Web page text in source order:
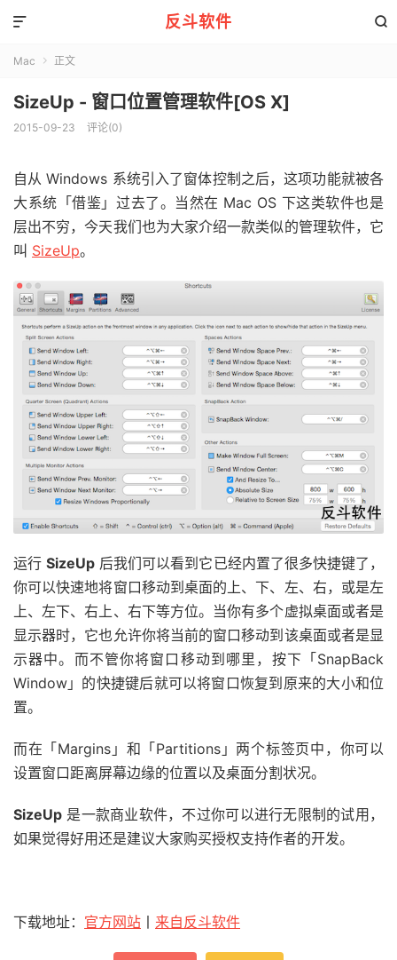
反斗软件 

Mac  正文
SizeUp - 窗口位置管理软件[OS X]
2015-09-23 评论(0)
自从 Windows 系统引入了窗体控制之后，这项功能就被各
大系统「借鉴」过去了。当然在 Mac OS 下这类软件也是
层出不穷，今天我们也为大家介绍一款类似的管理软件，它
叫 SizeUp。
运行SizeUp 后我们可以看到它已经内置了很多快捷键了，
你可以快速地将窗口移动到桌面的上、下、左、右，或是左
上、左下、右上、右下等方位。当你有多个虚拟桌面或者是
显示器时，它也允许你将当前的窗口移动到该桌面或者是显
示器中。而不管你将窗口移动到哪里，按下「SnapBack
Window」的快捷键后就可以将窗口恢复到原来的大小和位
置。
而在「Margins」和「Partitions」两个标签页中，你可以
设置窗口距离屏幕边缘的位置以及桌面分割状况。
SizeUp 是一款商业软件，不过你可以进行无限制的试用，
如果觉得好用还是建议大家购买授权支持作者的开发。
下载地址： 官方网站 来自反斗软件